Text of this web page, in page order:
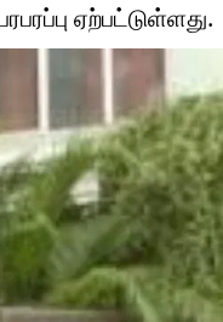
ஏற்பட்டுள்ளது.